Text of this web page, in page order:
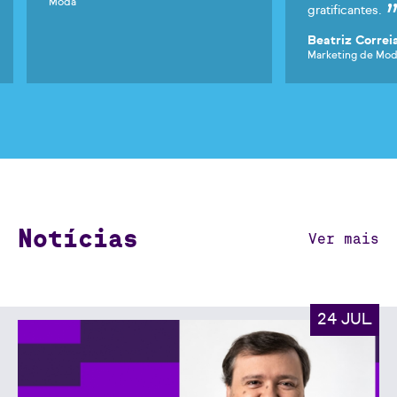
Moda
gratificantes.
Beatriz
Marketing de
Notícias Ver mais
24 JUL